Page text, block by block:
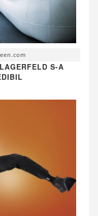
S-A